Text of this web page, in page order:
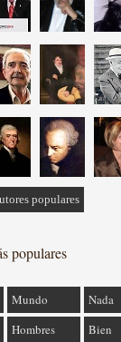
populares
populares
Mundo
Nada
Hombres
Bien